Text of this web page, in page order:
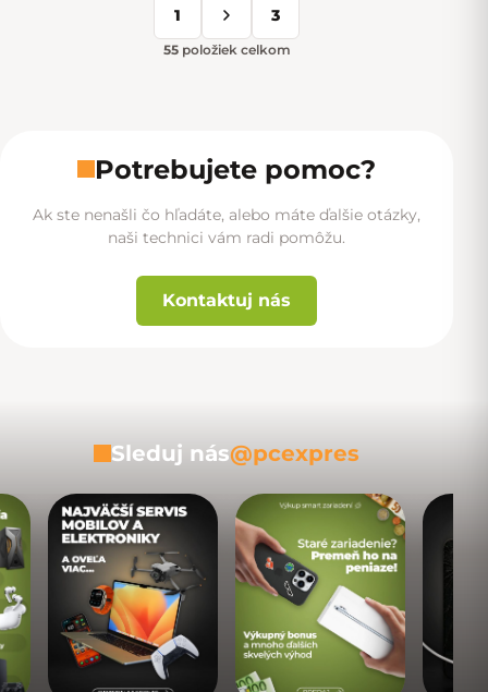
Ovládacie prvky výpisu
Stránkovanie
1 3
55položiek celkom
Potrebujete pomoc?
Ak ste nenašli čo hľadáte, alebo máte ďalšie otázky,
naši technici vám radi pomôžu.
Kontaktuj nás
Sleduj nás@pcexpres